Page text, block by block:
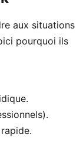
aux situations
pourquoi ils